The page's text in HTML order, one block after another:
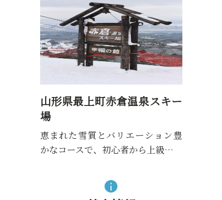
山形県最上町赤倉温泉スキー
場
恵まれた雪質とバリエーション豊
かなコースで、初心者から上級…